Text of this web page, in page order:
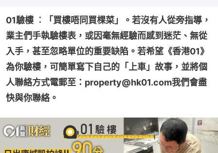
01驗樓 ︰「買樓唔同買棵菜」。若沒有人從旁指導，
業主們手執驗樓表，或因毫無經驗而感到迷茫、無從
入手，甚至忽略單位的重要缺陷。若希望《香港01》
為你驗樓，可簡單寫下自己的「上車」故事，並將個
人聯絡方式電郵至：property@hk01.com我們會盡
快與你聯絡。